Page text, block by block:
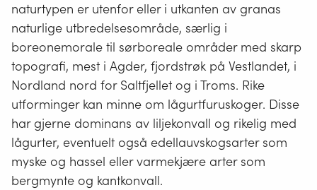
naturtypen er utenfor eller i utkanten av granas
naturlige utbredelsesområde, særlig i
boreonemorale til sørboreale områder med skarp
topografi, mest i Agder, fjordstrøk på Vestlandet, i
Nordland nord for Saltfjellet og i Troms. Rike
utforminger kan minne om lågurtfuruskoger. Disse
har gjerne dominans av liljekonvall og rikelig med
lågurter, eventuelt også edellauvskogsarter som
myske og hassel eller varmekjære arter som
bergmynte og kantkonvall.